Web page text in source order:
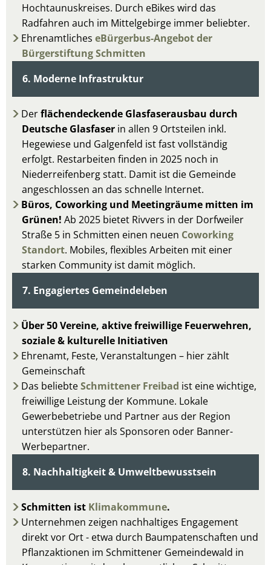
Hochtaunuskreises. Durch eBikes wird das
Radfahren auch im Mittelgebirge immer beliebter.
Ehrenamtliches eBürgerbus-Angebot der
Bürgerstiftung Schmitten
6. Moderne Infrastruktur
Derflächendeckende Glasfaserausbau durch
Deutsche Glasfaser in allen 9 Ortsteilen inkl.
Hegewiese und Galgenfeld ist fast vollständig
erfolgt. Restarbeiten finden in 2025 noch in
Niederreifenberg statt. Damit ist die Gemeinde
angeschlossen an das schnelle Internet.
Büros, Coworking und Meetingräume mitten im
Grünen! Ab 2025 bietet Rivvers in der Dorfweiler
Straße 5 in Schmitten einen neuen Coworking
Standort. Mobiles, flexibles Arbeiten mit einer
starken Community ist damit möglich.
7. Engagiertes Gemeindeleben
Über 50 Vereine, aktive freiwillige Feuerwehren,
soziale & kulturelle Initiativen
Ehrenamt, Feste, Veranstaltungen – hier zählt
Gemeinschaft
Das beliebteSchmittener Freibad ist eine wichtige,
freiwillige Leistung der Kommune. Lokale
Gewerbebetriebe und Partner aus der Region
unterstützen hier als Sponsoren oder Banner-
Werbepartner.
8. Nachhaltigkeit & Umweltbewusstsein
Schmitten ist Klimakommune.
Unternehmen zeigen nachhaltiges Engagement
direkt vor Ort - etwa durch Baumpatenschaften und
Pflanzaktionen im Schmittener Gemeindewald in